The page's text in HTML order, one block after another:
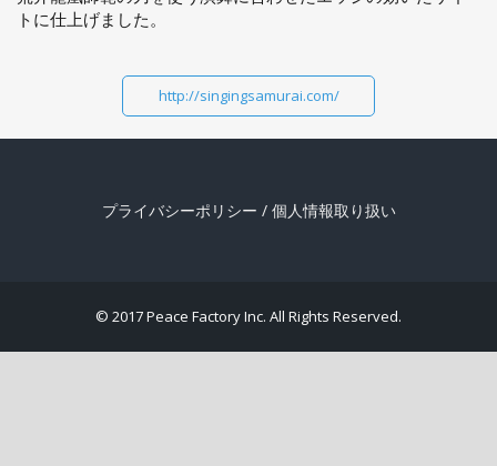
トに仕上げました。
http://singingsamurai.com/
プライバシーポリシー / 個人情報取り扱い
© 2017 Peace Factory Inc. All Rights Reserved.